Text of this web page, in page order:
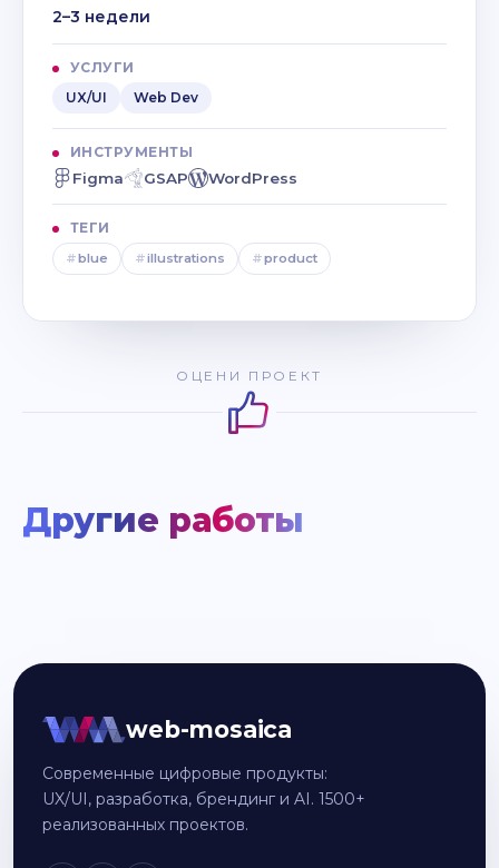
2–3 недели
УСЛУГИ
UX/UI
Web Dev
ИНСТРУМЕНТЫ
Figma GSAP WordPress
ТЕГИ
#blue #illustrations #product
ОЦЕНИ ПРОЕКТ
Другие работы
web-mosaica
Современные цифровые продукты:
UX/UI, разработка, брендинг и AI. 1500+
реализованных проектов.